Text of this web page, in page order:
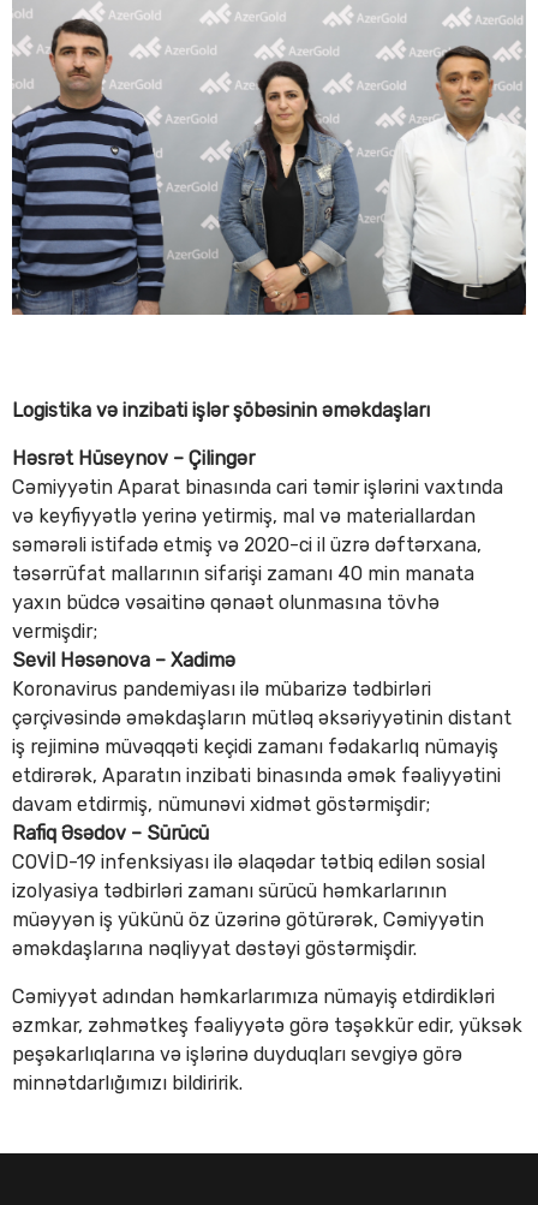
Logistika və inzibati işlər şöbəsinin əməkdaşları
Həsrət Hüseynov – Çilingər
Cəmiyyətin Aparat binasında cari təmir işlərini vaxtında
və keyfiyyətlə yerinə yetirmiş, mal və materiallardan
səmərəli istifadə etmiş və 2020-ci il üzrə dəftərxana,
təsərrüfat mallarının sifarişi zamanı 40 min manata
yaxın büdcə vəsaitinə qənaət olunmasına tövhə
vermişdir;
Sevil Həsənova – Xadimə
Koronavirus pandemiyası ilə mübarizə tədbirləri
çərçivəsində əməkdaşların mütləq əksəriyyətinin distant
iş rejiminə müvəqqəti keçidi zamanı fədakarlıq nümayiş
etdirərək, Aparatın inzibati binasında əmək fəaliyyətini
davam etdirmiş, nümunəvi xidmət göstərmişdir;
Rafiq Əsədov – Sürücü
COVİD-19 infenksiyası ilə əlaqədar tətbiq edilən sosial
izolyasiya tədbirləri zamanı sürücü həmkarlarının
müəyyən iş yükünü öz üzərinə götürərək, Cəmiyyətin
əməkdaşlarına nəqliyyat dəstəyi göstərmişdir.
Cəmiyyət adından həmkarlarımıza nümayiş etdirdikləri
əzmkar, zəhmətkeş fəaliyyətə görə təşəkkür edir, yüksək
peşəkarlıqlarına və işlərinə duyduqları sevgiyə görə
minnətdarlığımızı bildiririk.